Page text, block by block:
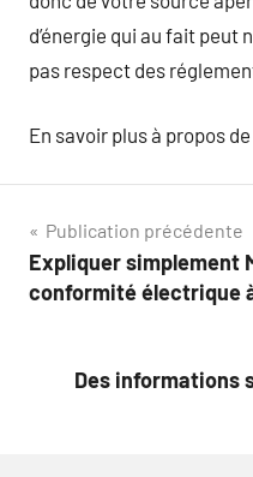
d’énergie qui au fait peut
pas respect des
En savoir plus à propos de
Navigation
de
Publication précédente
Expliquer simplement
conformité électrique
Des informations